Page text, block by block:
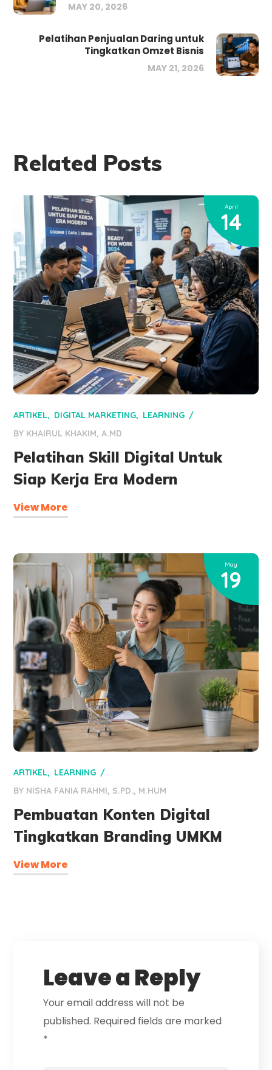
MAY 20, 2026
Pelatihan Penjualan Daring untuk
Tingkatkan Omzet Bisnis
MAY 21, 2026
Related Posts
April
14
ARTIKEL DIGITAL MARKETING
LEARNING
BY KHAIRUL KHAKIM, A.MD
Pelatihan Skill Digital Untuk
Siap Kerja Era Modern
View More
May
19
ARTIKEL
LEARNING
BY NISHA FANIA RAHMI, S.PD., M.HUM
Pembuatan Konten Digital
Tingkatkan Branding UMKM
View More
Leave a Reply
Your email address will not be
published. Required fields are marked
*